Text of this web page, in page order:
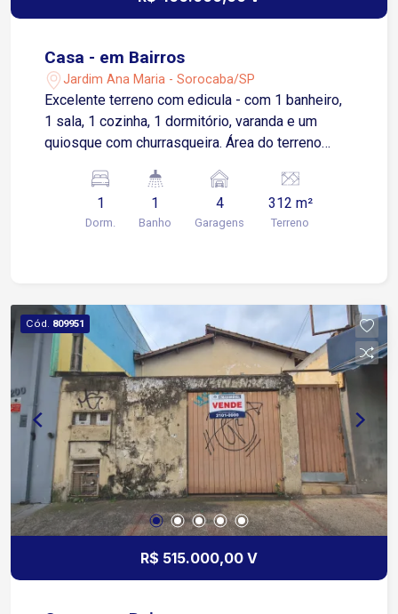
Casa - em Bairros
Jardim Ana Maria - Sorocaba/SP
Excelente terreno com edicula - com 1 banheiro,
1 sala, 1 cozinha, 1 dormitório, varanda e um
quiosque com churrasqueira. Área do terreno
Sônia Maria
1
Dorm.
1
Banho
4
Garagens
312 m²
Terreno
Cód. 809951
R$ 515.000,00 V